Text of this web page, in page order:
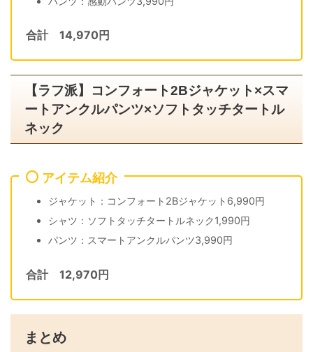
合計 14,970円
【ラフ派】コンフォート2Bジャケット×スマ
ートアンクルパンツ×ソフトタッチタートル
ネック
アイテム紹介
ジャケット：コンフォート2Bジャケット6,990円
シャツ：ソフトタッチタートルネック1,990円
パンツ：スマートアンクルパンツ3,990円
合計 12,970円
まとめ